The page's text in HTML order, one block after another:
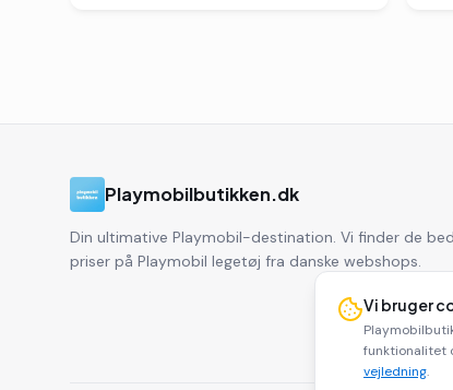
Playmobilbutikken.dk
Din ultimative Playmobil-destination. Vi finder de
priser på Playmobil legetøj fra danske webshops.
Vi bruger
funktionalitet
vejledning.